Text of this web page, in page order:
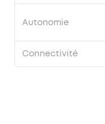
Autonomie
Connectivité